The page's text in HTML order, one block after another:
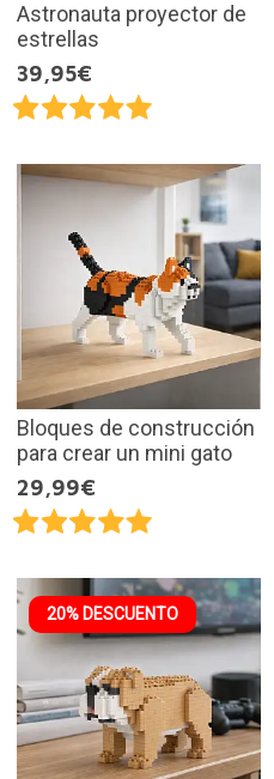
Astronauta proyector de
estrellas
39,95€
Bloques de construcción
para crear un mini gato
29,99€
20% DESCUENTO